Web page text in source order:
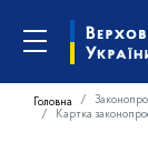
Головна
Картка